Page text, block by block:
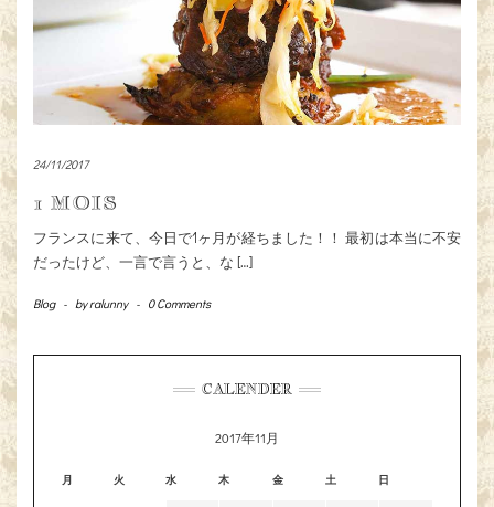
24/11/2017
1 MOIS
フランスに来て、今日で1ヶ月が経ちました！！ 最初は本当に不安
だったけど、一言で言うと、な […]
Blog - byralunny - 0 Comments
CALENDER
2017年11月
月 火 水 木 金 土 日